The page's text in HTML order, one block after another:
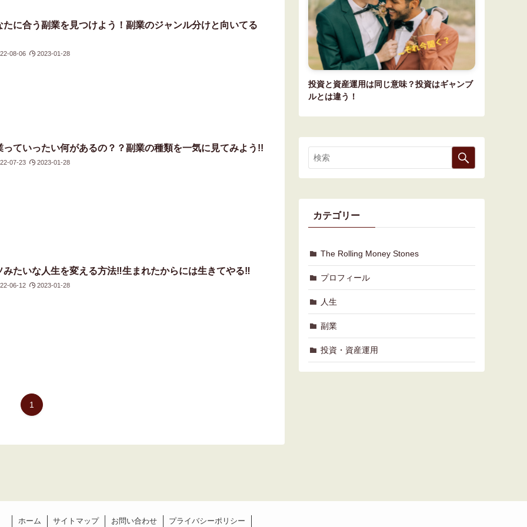
たに合う副業を見つけよう！副業のジャンル分けと向いてる
08-06 2023-01-28
っていったい何があるの？？副業の種類を一気に見てみよう!!
07-23 2023-01-28
みたいな人生を変える方法‼生まれたからには生きてやる‼
06-12 2023-01-28
1
投資と資産運用は同じ意味？投資はギャンブ
ルとは違う！
カテゴリー
The Rolling Money Stones
プロフィール
人生
副業
投資・資産運用
ホーム サイトマップ お問い合わせ プライバシーポリシー